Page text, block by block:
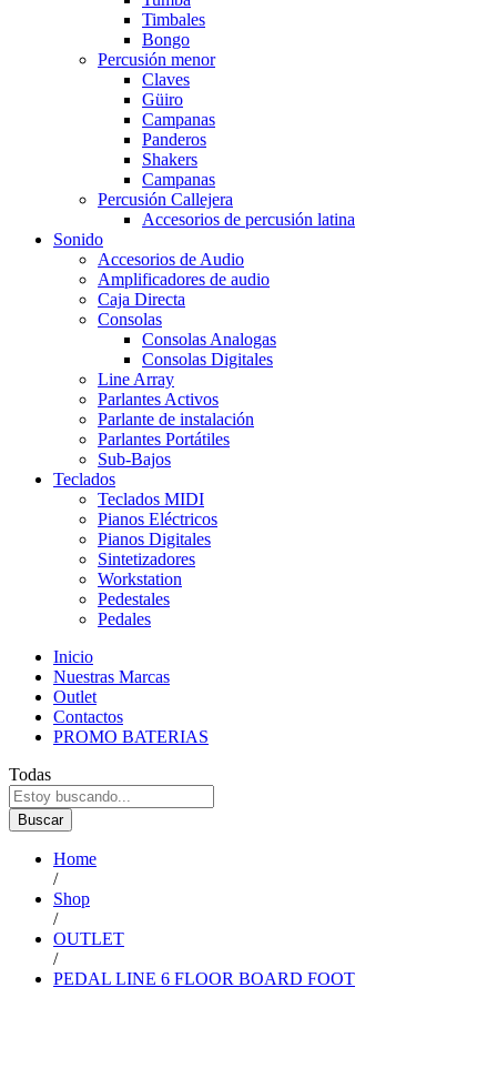
Timbales
Bongo
Percusión menor
Claves
Güiro
Campanas
Panderos
Shakers
Campanas
Percusión Callejera
Accesorios de percusión latina
Sonido
Accesorios de Audio
Amplificadores de audio
Caja Directa
Consolas
Consolas Analogas
Consolas Digitales
Line Array
Parlantes Activos
Parlante de instalación
Parlantes Portátiles
Sub-Bajos
Teclados
Teclados MIDI
Pianos Eléctricos
Pianos Digitales
Sintetizadores
Workstation
Pedestales
Pedales
Inicio
Nuestras Marcas
Outlet
Contactos
PROMO BATERIAS
Todas
Buscar
Home
/
Shop
/
OUTLET
/
PEDAL LINE 6 FLOOR BOARD FOOT